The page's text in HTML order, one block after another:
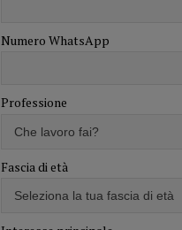
Numero WhatsApp
Professione
Fascia di età